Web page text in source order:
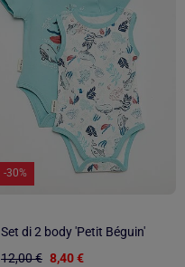
-30%
Set di 2 body 'Petit Béguin'
12,00 € 8,40 €